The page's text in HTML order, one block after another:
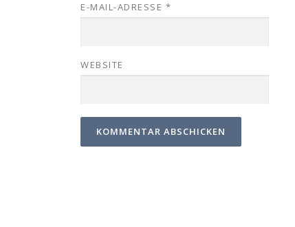
E-MAIL-ADRESSE *
WEBSITE